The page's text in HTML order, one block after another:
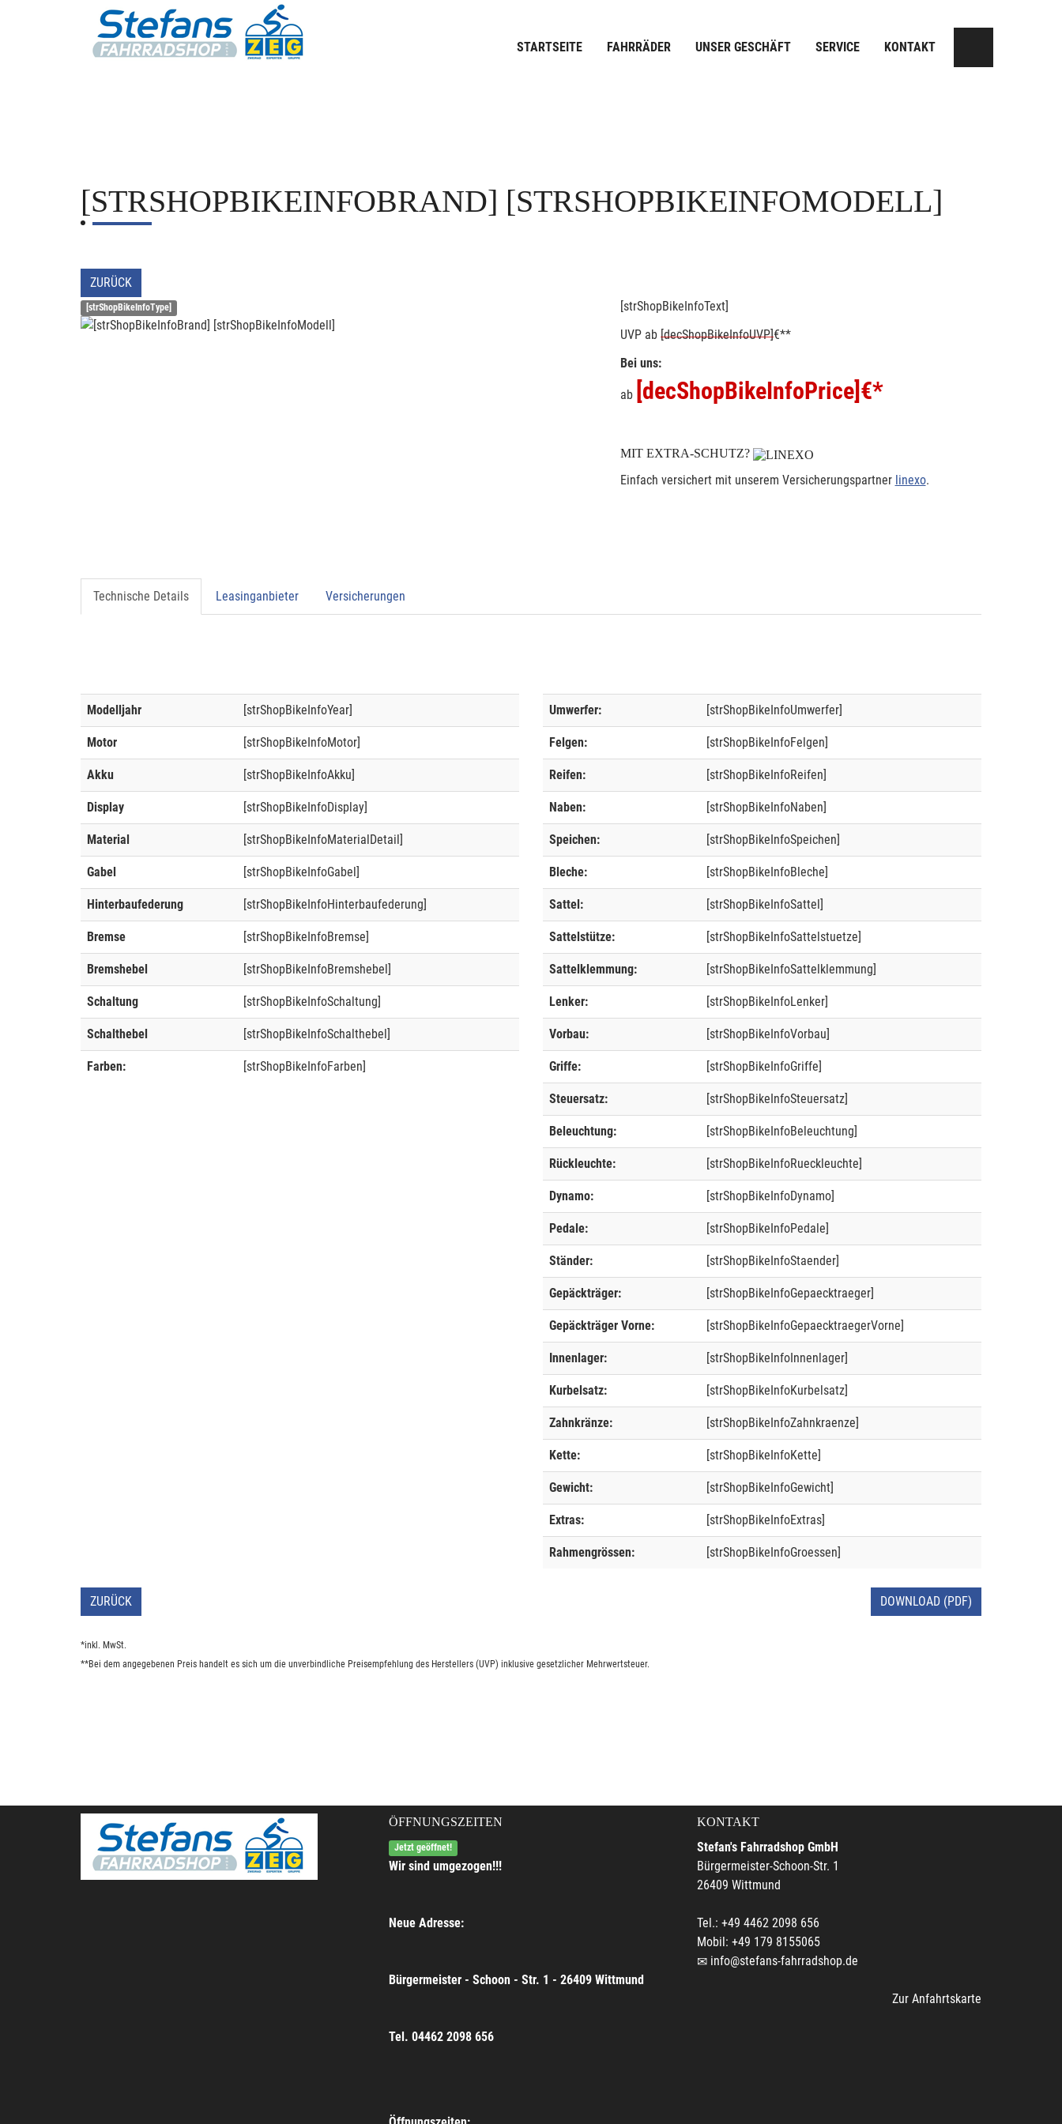
STARTSEITE FAHRRÄDER UNSER GESCHÄFT SERVICE KONTAKT
[STRSHOPBIKEINFOBRAND] [STRSHOPBIKEINFOMODELL]
ZURÜCK
[strShopBikeInfoType]
[strShopBikeInfoText]
UVP ab [decShopBikeInfoUVP]€**
Bei uns:
ab [decShopBikeInfoPrice] €*
MIT EXTRA-SCHUTZ?
Einfach versichert mit unserem Versicherungspartner linexo.
Technische Details Leasinganbieter Versicherungen
Modelljahr [strShopBikeInfoYear]
Motor [strShopBikeInfoMotor]
Akku [strShopBikeInfoAkku]
Display [strShopBikeInfoDisplay]
Material [strShopBikeInfoMaterialDetail]
Gabel [strShopBikeInfoGabel]
Hinterbaufederung [strShopBikeInfoHinterbaufederung]
Bremse [strShopBikeInfoBremse]
Bremshebel [strShopBikeInfoBremshebel]
Schaltung [strShopBikeInfoSchaltung]
Schalthebel [strShopBikeInfoSchalthebel]
Farben: [strShopBikeInfoFarben]
Umwerfer: [strShopBikeInfoUmwerfer]
Felgen: [strShopBikeInfoFelgen]
Reifen: [strShopBikeInfoReifen]
Naben: [strShopBikeInfoNaben]
Speichen: [strShopBikeInfoSpeichen]
Bleche: [strShopBikeInfoBleche]
Sattel: [strShopBikeInfoSattel]
Sattelstütze: [strShopBikeInfoSattelstuetze]
Sattelklemmung: [strShopBikeInfoSattelklemmung]
Lenker: [strShopBikeInfoLenker]
Vorbau: [strShopBikeInfoVorbau]
Griffe: [strShopBikeInfoGriffe]
Steuersatz: [strShopBikeInfoSteuersatz]
Beleuchtung: [strShopBikeInfoBeleuchtung]
Rückleuchte: [strShopBikeInfoRueckleuchte]
Dynamo: [strShopBikeInfoDynamo]
Pedale: [strShopBikeInfoPedale]
Ständer: [strShopBikeInfoStaender]
Gepäckträger: [strShopBikeInfoGepaecktraeger]
Gepäckträger Vorne: [strShopBikeInfoGepaecktraegerVorne]
Innenlager: [strShopBikeInfoInnenlager]
Kurbelsatz: [strShopBikeInfoKurbelsatz]
Zahnkränze: [strShopBikeInfoZahnkraenze]
Kette: [strShopBikeInfoKette]
Gewicht: [strShopBikeInfoGewicht]
Extras: [strShopBikeInfoExtras]
Rahmengrössen: [strShopBikeInfoGroessen]
ZURÜCK DOWNLOAD (PDF)
*inkl. MwSt.
**Bei dem angegebenen Preis handelt es sich um die unverbindliche Preisempfehlung des Herstellers (UVP) inklusive gesetzlicher Mehrwertsteuer.
ÖFFNUNGSZEITEN
Jetzt geöffnet!
Wir sind umgezogen!!!
Neue Adresse:
Bürgermeister - Schoon - Str. 1 - 26409 Wittmund
Tel. 04462 2098 656
KONTAKT
Stefan's Fahrradshop GmbH
Bürgermeister-Schoon-Str. 1
26409 Wittmund
Tel.: +49 4462 2098 656
Mobil: +49 179 8155065
info@stefans-fahrradshop.de
Zur Anfahrtskarte